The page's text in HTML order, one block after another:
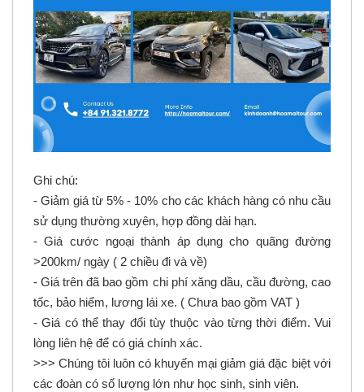
Ghi chú:
- Giảm giá từ 5% - 10% cho các khách hàng có nhu cầu
sử dụng thường xuyên, hợp đồng dài hạn.
- Giá cước ngoại thành áp dụng cho quãng đường
>200km/ ngày ( 2 chiều đi và về)
- Giá trên đã bao gồm chi phí xăng dầu, cầu đường, cao
tốc, bảo hiểm, lương lái xe. ( Chưa bao gồm VAT )
- Giá có thể thay đổi tùy thuộc vào từng thời điểm. Vui
lòng liên hệ để có giá chính xác.
>>> Chúng tôi luôn có khuyến mại giảm giá đặc biệt với
các đoàn có số lượng lớn như học sinh, sinh viên.